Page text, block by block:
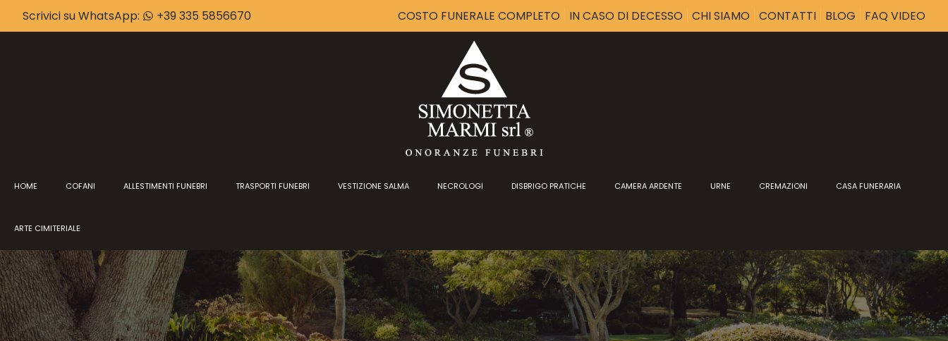
Scrivici su WhatsApp: +39 335 5856670 COSTO FUNERALE COMPLETO IN CASO DI DECESSO CHI SIAMO CONTATTI BLOG FAQ VIDEO
HOME COFANI ALLESTIMENTI FUNEBRI TRASPORTI FUNEBRI VESTIZIONE SALMA NECROLOGI DISBRIGO PRATICHE CAMERA ARDENTE URNE CREMAZIONI CASA FUNERARIA
ARTE CIMITERIALE